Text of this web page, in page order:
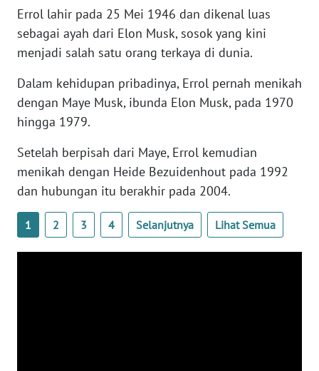
Errol lahir pada 25 Mei 1946 dan dikenal luas
sebagai ayah dari Elon Musk, sosok yang kini
menjadi salah satu orang terkaya di dunia.
Dalam kehidupan pribadinya, Errol pernah menikah
dengan Maye Musk, ibunda Elon Musk, pada 1970
hingga 1979.
Setelah berpisah dari Maye, Errol kemudian
menikah dengan Heide Bezuidenhout pada 1992
dan hubungan itu berakhir pada 2004.
1 2 3 4 Selanjutnya Lihat Semua
WN
WN
BANTEN
NTT
WN
KEPRI
PAPUA